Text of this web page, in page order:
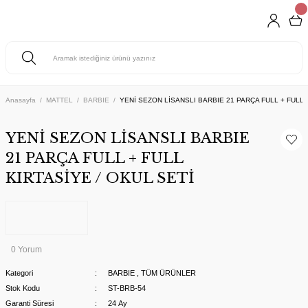
Anasayfa MATTEL BARBIE YENİ SEZON LİSANSLI BARBIE 21 PARÇA FULL + FULL
YENİ SEZON LİSANSLI BARBIE
21 PARÇA FULL + FULL
KIRTASİYE / OKUL SETİ
0 Yorum
Kategori BARBIE
TÜM ÜRÜNLER
Stok Kodu
ST-BRB-54
Garanti Süresi
24 Ay